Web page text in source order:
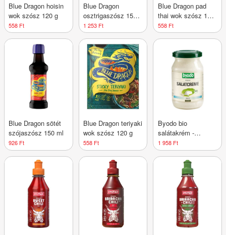
Blue Dragon hoisin
wok szósz 120 g
558 Ft
Blue Dragon
osztrigaszósz 150
ml
1 253 Ft
Blue Dragon pad
thai wok szósz 120
g
558 Ft
Blue Dragon sötét
szójaszósz 150 ml
926 Ft
Blue Dragon teriyaki
wok szósz 120 g
558 Ft
Byodo bio
salátakrém -
könnyű majonéz
250 ml
1 958 Ft